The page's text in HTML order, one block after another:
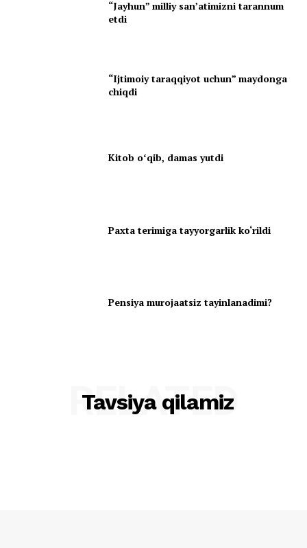
“Jayhun” milliy san’atimizni tarannum
etdi
“Ijtimoiy taraqqiyot uchun” maydonga
chiqdi
Kitob oʻqib, damas yutdi
Paxta terimiga tayyorgarlik ko‘rildi
Pensiya murojaatsiz tayinlanadimi?
Tavsiya qilamiz
RELATED